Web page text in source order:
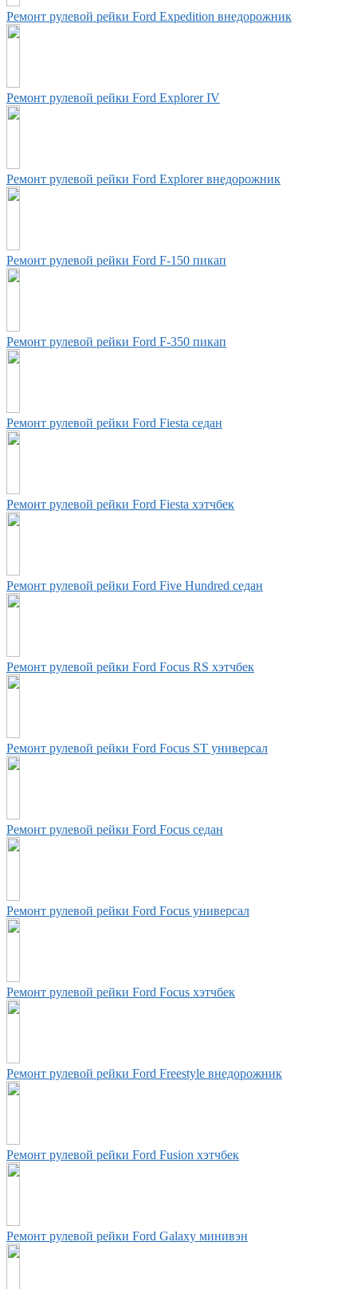
Ремонт рулевой рейки Ford Expedition внедорожник
Ремонт рулевой рейки Ford Explorer IV
Ремонт рулевой рейки Ford Explorer внедорожник
Ремонт рулевой рейки Ford F-150 пикап
Ремонт рулевой рейки Ford F-350 пикап
Ремонт рулевой рейки Ford Fiesta седан
Ремонт рулевой рейки Ford Fiesta хэтчбек
Ремонт рулевой рейки Ford Five Hundred седан
Ремонт рулевой рейки Ford Focus RS хэтчбек
Ремонт рулевой рейки Ford Focus ST универсал
Ремонт рулевой рейки Ford Focus седан
Ремонт рулевой рейки Ford Focus универсал
Ремонт рулевой рейки Ford Focus хэтчбек
Ремонт рулевой рейки Ford Freestyle внедорожник
Ремонт рулевой рейки Ford Fusion хэтчбек
Ремонт рулевой рейки Ford Galaxy минивэн